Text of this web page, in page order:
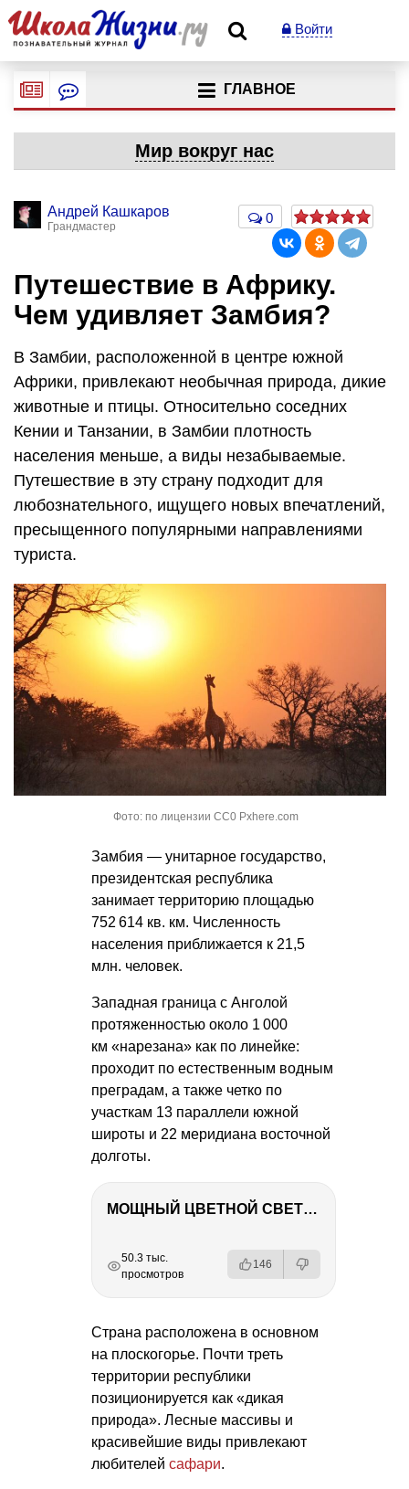
Войти
ГЛАВНОЕ
Мир вокруг нас
Андрей Кашкаров
Грандмастер
0
Путешествие в Африку.
Чем удивляет Замбия?
В Замбии, расположенной в центре южной
Африки, привлекают необычная природа, дикие
животные и птицы. Относительно соседних
Кении и Танзании, в Замбии плотность
населения меньше, а виды незабываемые.
Путешествие в эту страну подходит для
любознательного, ищущего новых впечатлений,
пресыщенного популярными направлениями
туриста.
Фото: по лицензии CC0 Pxhere.com
Замбия — унитарное государство,
президентская республика
занимает территорию площадью
752 614 кв. км. Численность
населения приближается к 21,5
млн. человек.
Западная граница с Анголой
протяженностью около 1 000
км «нарезана» как по линейке:
проходит по естественным водным
преградам, а также четко по
участкам 13 параллели южной
широты и 22 меридиана восточной
долготы.
МОЩНЫЙ ЦВЕТНОЙ СВЕТ – NANLITE FC-500C
РЕКЛАМА
РЕКЛАМА
РЕКЛАМА
РЕКЛАМА
50.3 тыс.
просмотров
146
Страна расположена в основном
на плоскогорье. Почти треть
территории республики
позиционируется как «дикая
природа». Лесные массивы и
красивейшие виды привлекают
любителей сафари.